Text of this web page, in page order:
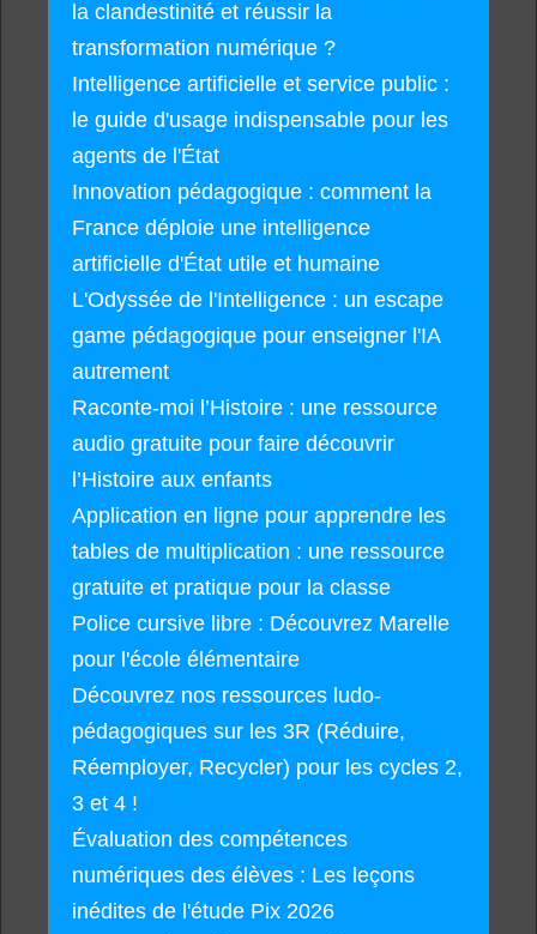
la clandestinité et réussir la
transformation numérique ?
Intelligence artificielle et service public :
le guide d'usage indispensable pour les
agents de l'État
Innovation pédagogique : comment la
France déploie une intelligence
artificielle d'État utile et humaine
L'Odyssée de l'Intelligence : un escape
game pédagogique pour enseigner l'IA
autrement
Raconte-moi l’Histoire : une ressource
audio gratuite pour faire découvrir
l’Histoire aux enfants
Application en ligne pour apprendre les
tables de multiplication : une ressource
gratuite et pratique pour la classe
Police cursive libre : Découvrez Marelle
pour l'école élémentaire
Découvrez nos ressources ludo-
pédagogiques sur les 3R (Réduire,
Réemployer, Recycler) pour les cycles 2,
3 et 4 !
Évaluation des compétences
numériques des élèves : Les leçons
inédites de l'étude Pix 2026